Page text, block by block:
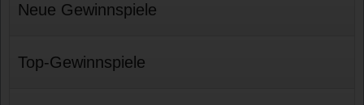
Neue Gewinnspiele
Top-Gewinnspiele